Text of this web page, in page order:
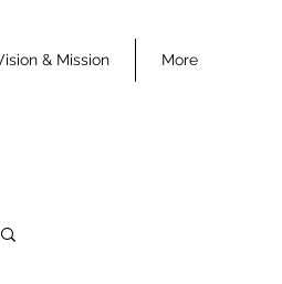
& Mission More